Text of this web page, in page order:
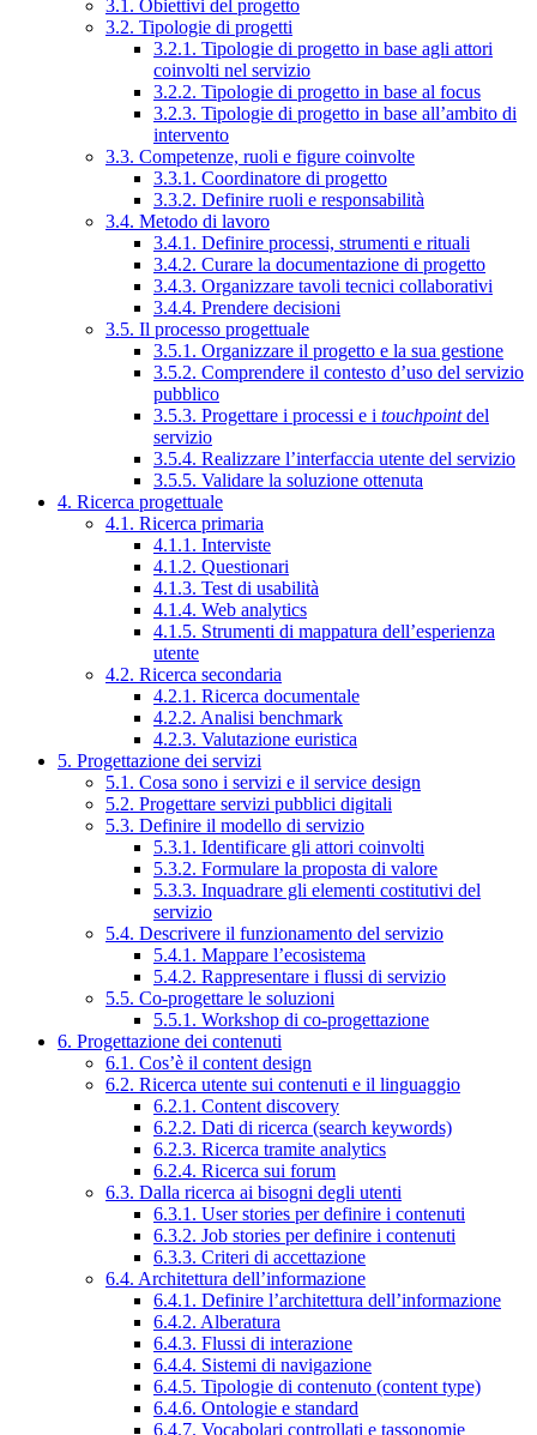
3.1. Obiettivi del progetto
3.2. Tipologie di progetti
3.2.1. Tipologie di progetto in base agli attori
coinvolti nel servizio
3.2.2. Tipologie di progetto in base al focus
3.2.3. Tipologie di progetto in base all’ambito di
intervento
3.3. Competenze, ruoli e figure coinvolte
3.3.1. Coordinatore di progetto
3.3.2. Definire ruoli e responsabilità
3.4. Metodo di lavoro
3.4.1. Definire processi, strumenti e rituali
3.4.2. Curare la documentazione di progetto
3.4.3. Organizzare tavoli tecnici collaborativi
3.4.4. Prendere decisioni
3.5. Il processo progettuale
3.5.1. Organizzare il progetto e la sua gestione
3.5.2. Comprendere il contesto d’uso del servizio
pubblico
3.5.3. Progettare i processi e i touchpointdel
servizio
3.5.4. Realizzare l’interfaccia utente del servizio
3.5.5. Validare la soluzione ottenuta
4. Ricerca progettuale
4.1. Ricerca primaria
4.1.1. Interviste
4.1.2. Questionari
4.1.3. Test di usabilità
4.1.4. Web analytics
4.1.5. Strumenti di mappatura dell’esperienza
utente
4.2. Ricerca secondaria
4.2.1. Ricerca documentale
4.2.2. Analisi benchmark
4.2.3. Valutazione euristica
5. Progettazione dei servizi
5.1. Cosa sono i servizi e il service design
5.2. Progettare servizi pubblici digitali
5.3. Definire il modello di servizio
5.3.1. Identificare gli attori coinvolti
5.3.2. Formulare la proposta di valore
5.3.3. Inquadrare gli elementi costitutivi del
servizio
5.4. Descrivere il funzionamento del servizio
5.4.1. Mappare l’ecosistema
5.4.2. Rappresentare i flussi di servizio
5.5. Co-progettare le soluzioni
5.5.1. Workshop di co-progettazione
6. Progettazione dei contenuti
6.1. Cos’è il content design
6.2. Ricerca utente sui contenuti e il linguaggio
6.2.1. Content discovery
6.2.2. Dati di ricerca (search keywords)
6.2.3. Ricerca tramite analytics
6.2.4. Ricerca sui forum
6.3. Dalla ricerca ai bisogni degli utenti
6.3.1. User stories per definire i contenuti
6.3.2. Job stories per definire i contenuti
6.3.3. Criteri di accettazione
6.4. Architettura dell’informazione
6.4.1. Definire l’architettura dell’informazione
6.4.2. Alberatura
6.4.3. Flussi di interazione
6.4.4. Sistemi di navigazione
6.4.5. Tipologie di contenuto (content type)
6.4.6. Ontologie e standard
6.4.7. Vocabolari controllati e tassonomie